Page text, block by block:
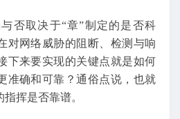
否取决于“章”制定的是否科
对网络威胁的阻断、检测与响
下来要实现的关键点就是如何
准确和可靠？通俗点说，也就
挥是否靠谱。